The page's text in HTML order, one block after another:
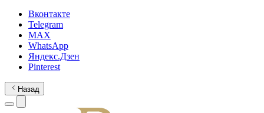
Вконтакте
Telegram
MAX
WhatsApp
Яндекс.Дзен
Pinterest
Назад